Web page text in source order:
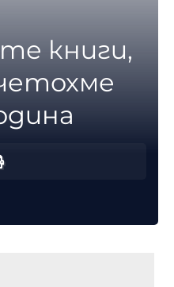
книги,